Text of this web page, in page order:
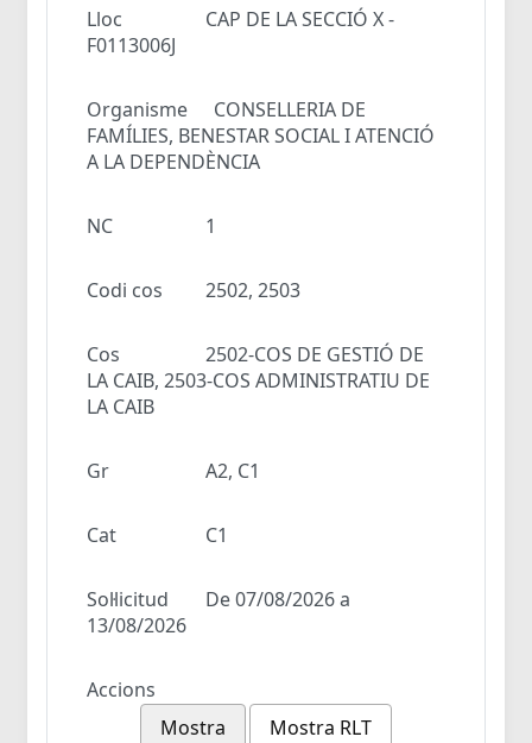
Lloc
CAP DE LA SECCIÓ X -
F0113006J
Organisme
CONSELLERIA DE
FAMÍLIES, BENESTAR SOCIAL I ATENCIÓ
A LA DEPENDÈNCIA
NC 1
Codi cos 2502, 2503
Cos
2502-COS DE GESTIÓ DE
LA CAIB, 2503-COS ADMINISTRATIU DE
LA CAIB
Gr A2, C1
Cat C1
Sol·licitud
De 07/08/2026 a
13/08/2026
Accions
Mostra
Mostra RLT